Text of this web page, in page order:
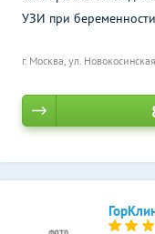
г. Москва, ул.
УЗИ при